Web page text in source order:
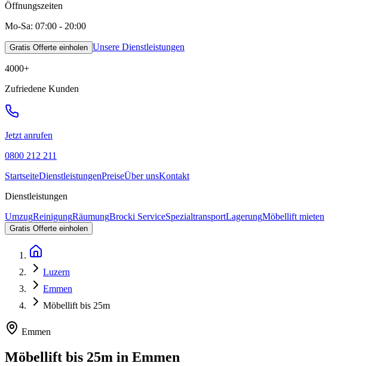
Öffnungszeiten
Mo-Sa: 07:00 - 20:00
Gratis Offerte einholen Unsere Dienstleistungen
4000+
Zufriedene Kunden
Jetzt anrufen
0800 212 211
StartseiteDienstleistungenPreiseÜber unsKontakt
Dienstleistungen
UmzugReinigungRäumungBrocki ServiceSpezialtransportLagerungMöbellift mieten
Gratis Offerte einholen
Luzern
Emmen
Möbellift bis 25m
Emmen
Möbellift bis 25m in Emmen